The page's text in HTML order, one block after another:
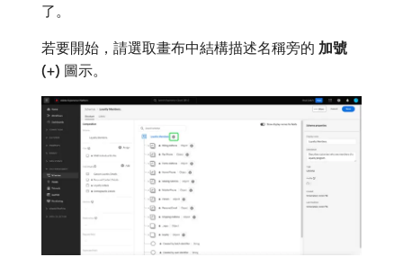
了。
若要開始，請選取畫布中結構描述名稱旁的​ 加號
(+) ​圖示。